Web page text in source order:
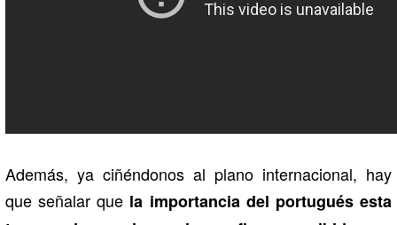
Además, ya ciñéndonos al plano internacional, hay
que señalar que la importancia del portugués esta